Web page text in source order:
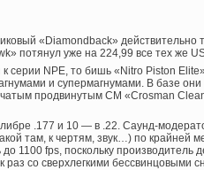
«Diamondback»
потянул уже на 224,99 все тех же
серии NPE, то бишь «Nitro Piston
и супермагнумами. В базе
продвинутым СМ «Crosman
.177 и 10 — в .22. Саунд-
там, к чертям, звук…) по крайней
до 1100 fps, поскольку
раз со сверхлегкими бессвинцовыми